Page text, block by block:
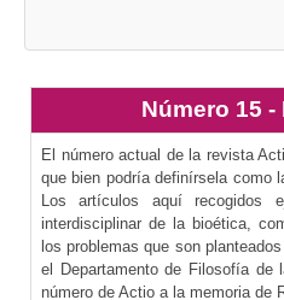
Número 15 -
El número actual de la revista
que bien podría definírsela como
Los artículos aquí recogidos
interdisciplinar de la bioética,
los problemas que son
el Departamento de Filosofía de
número de Actio a la memoria de